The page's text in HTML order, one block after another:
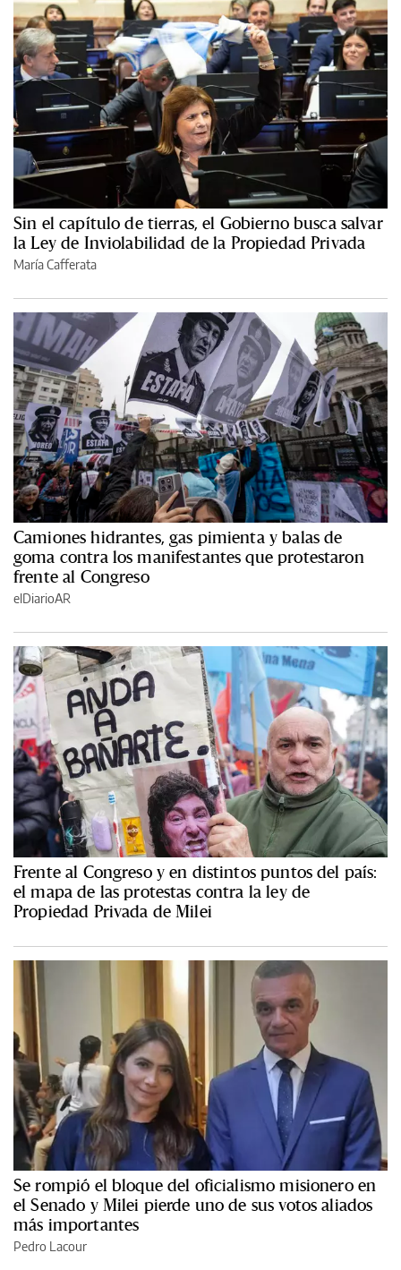
Sin el capítulo de tierras, el Gobierno busca salvar
la Ley de Inviolabilidad de la Propiedad Privada
María Cafferata
Camiones hidrantes, gas pimienta y balas de
goma contra los manifestantes que protestaron
frente al Congreso
elDiarioAR
Frente al Congreso y en distintos puntos del país:
el mapa de las protestas contra la ley de
Propiedad Privada de Milei
Se rompió el bloque del oficialismo misionero en
el Senado y Milei pierde uno de sus votos aliados
más importantes
Pedro Lacour